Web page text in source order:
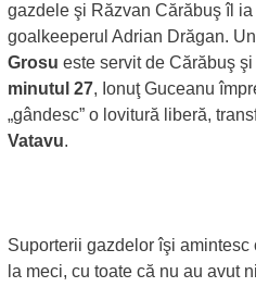
gazdele şi Răzvan Cărăbuş îl
goalkeeperul Adrian Drăgan.
Grosu este servit de Cărăbuş
minutul 27, Ionuţ Guceanu
„gândesc” o lovitură liberă,
Vatavu.
Suporterii gazdelor îşi
la meci, cu toate că nu au avut